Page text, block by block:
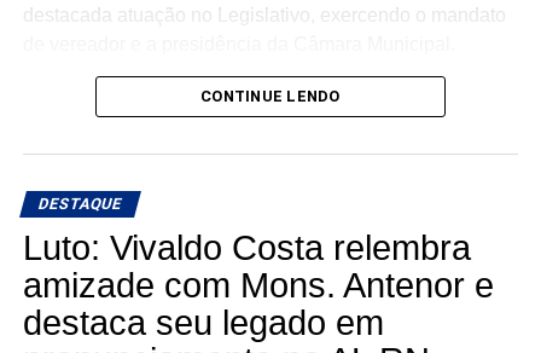
destacada atuação no Legislativo, exercendo o mandato
A adesão das duas lideranças representa um importante
município, ampliando sua base política e reforçando um
representatividade em todas as regiões do estado.
Com o apoio de Felipão e Erasmo, Juninho Saia Rodada
segue consolidando alianças estratégicas e fortalecendo
um movimento político que cresce a cada dia, reunindo
CONTINUE LENDO
DESTAQUE
Luto: Vivaldo Costa relembra
amizade com Mons. Antenor e
destaca seu legado em